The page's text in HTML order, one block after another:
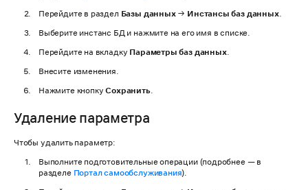
Перейдите в раздел Базы данных→ Инстансы баз данных.
Выберите инстанс БД и нажмите на его имя в списке.
Перейдите на вкладку Параметры баз данных.
Внесите изменения.
Нажмите кнопкуСохранить.
Удаление параметра
Чтобы удалить параметр:
Выполните подготовительные операции (подробнее — в
разделе Портал самообслуживания).